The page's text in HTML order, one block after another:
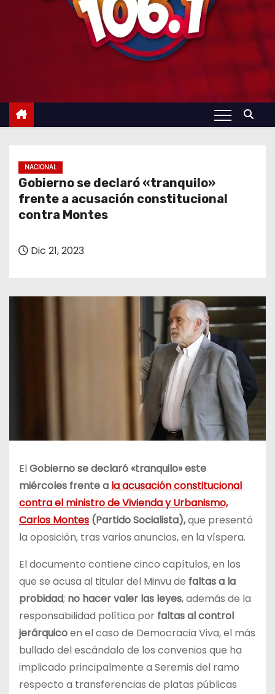
NACIONAL
Gobierno se declaró «tranquilo»
frente a acusación constitucional
contra Montes
Dic 21, 2023
ElGobierno se declaró «tranquilo» este
miércoles frente a la acusación constitucional
contra el ministro de Vivienda y Urbanismo,
Carlos Montes (Partido Socialista),que presentó
la oposición, tras varios anuncios, en la víspera.
El documento contiene cinco capítulos, en los
que se acusa al titular del Minvu de faltas a la
probidad; no hacer valer las leyes, además de la
responsabilidad política por faltas al control
jerárquicoen el caso de Democracia Viva, el más
bullado del escándalo de los convenios que ha
implicado principalmente a Seremis del ramo
respecto a transferencias de platas públicas